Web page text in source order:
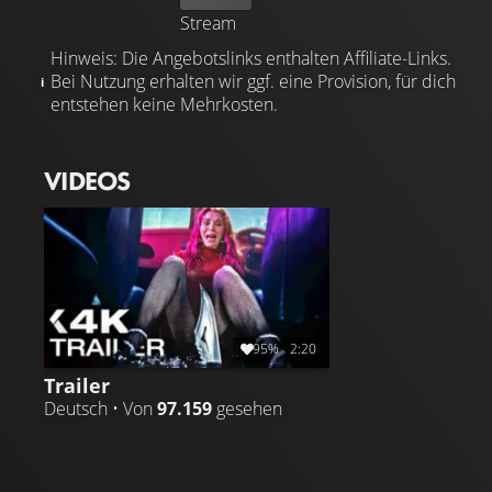
Stream
Hinweis: Die Angebotslinks enthalten Affiliate-Links.
Bei Nutzung erhalten wir ggf. eine Provision, für dich
entstehen keine Mehrkosten.
VIDEOS
95% 2:20
Trailer
Deutsch • Von 97.159 gesehen